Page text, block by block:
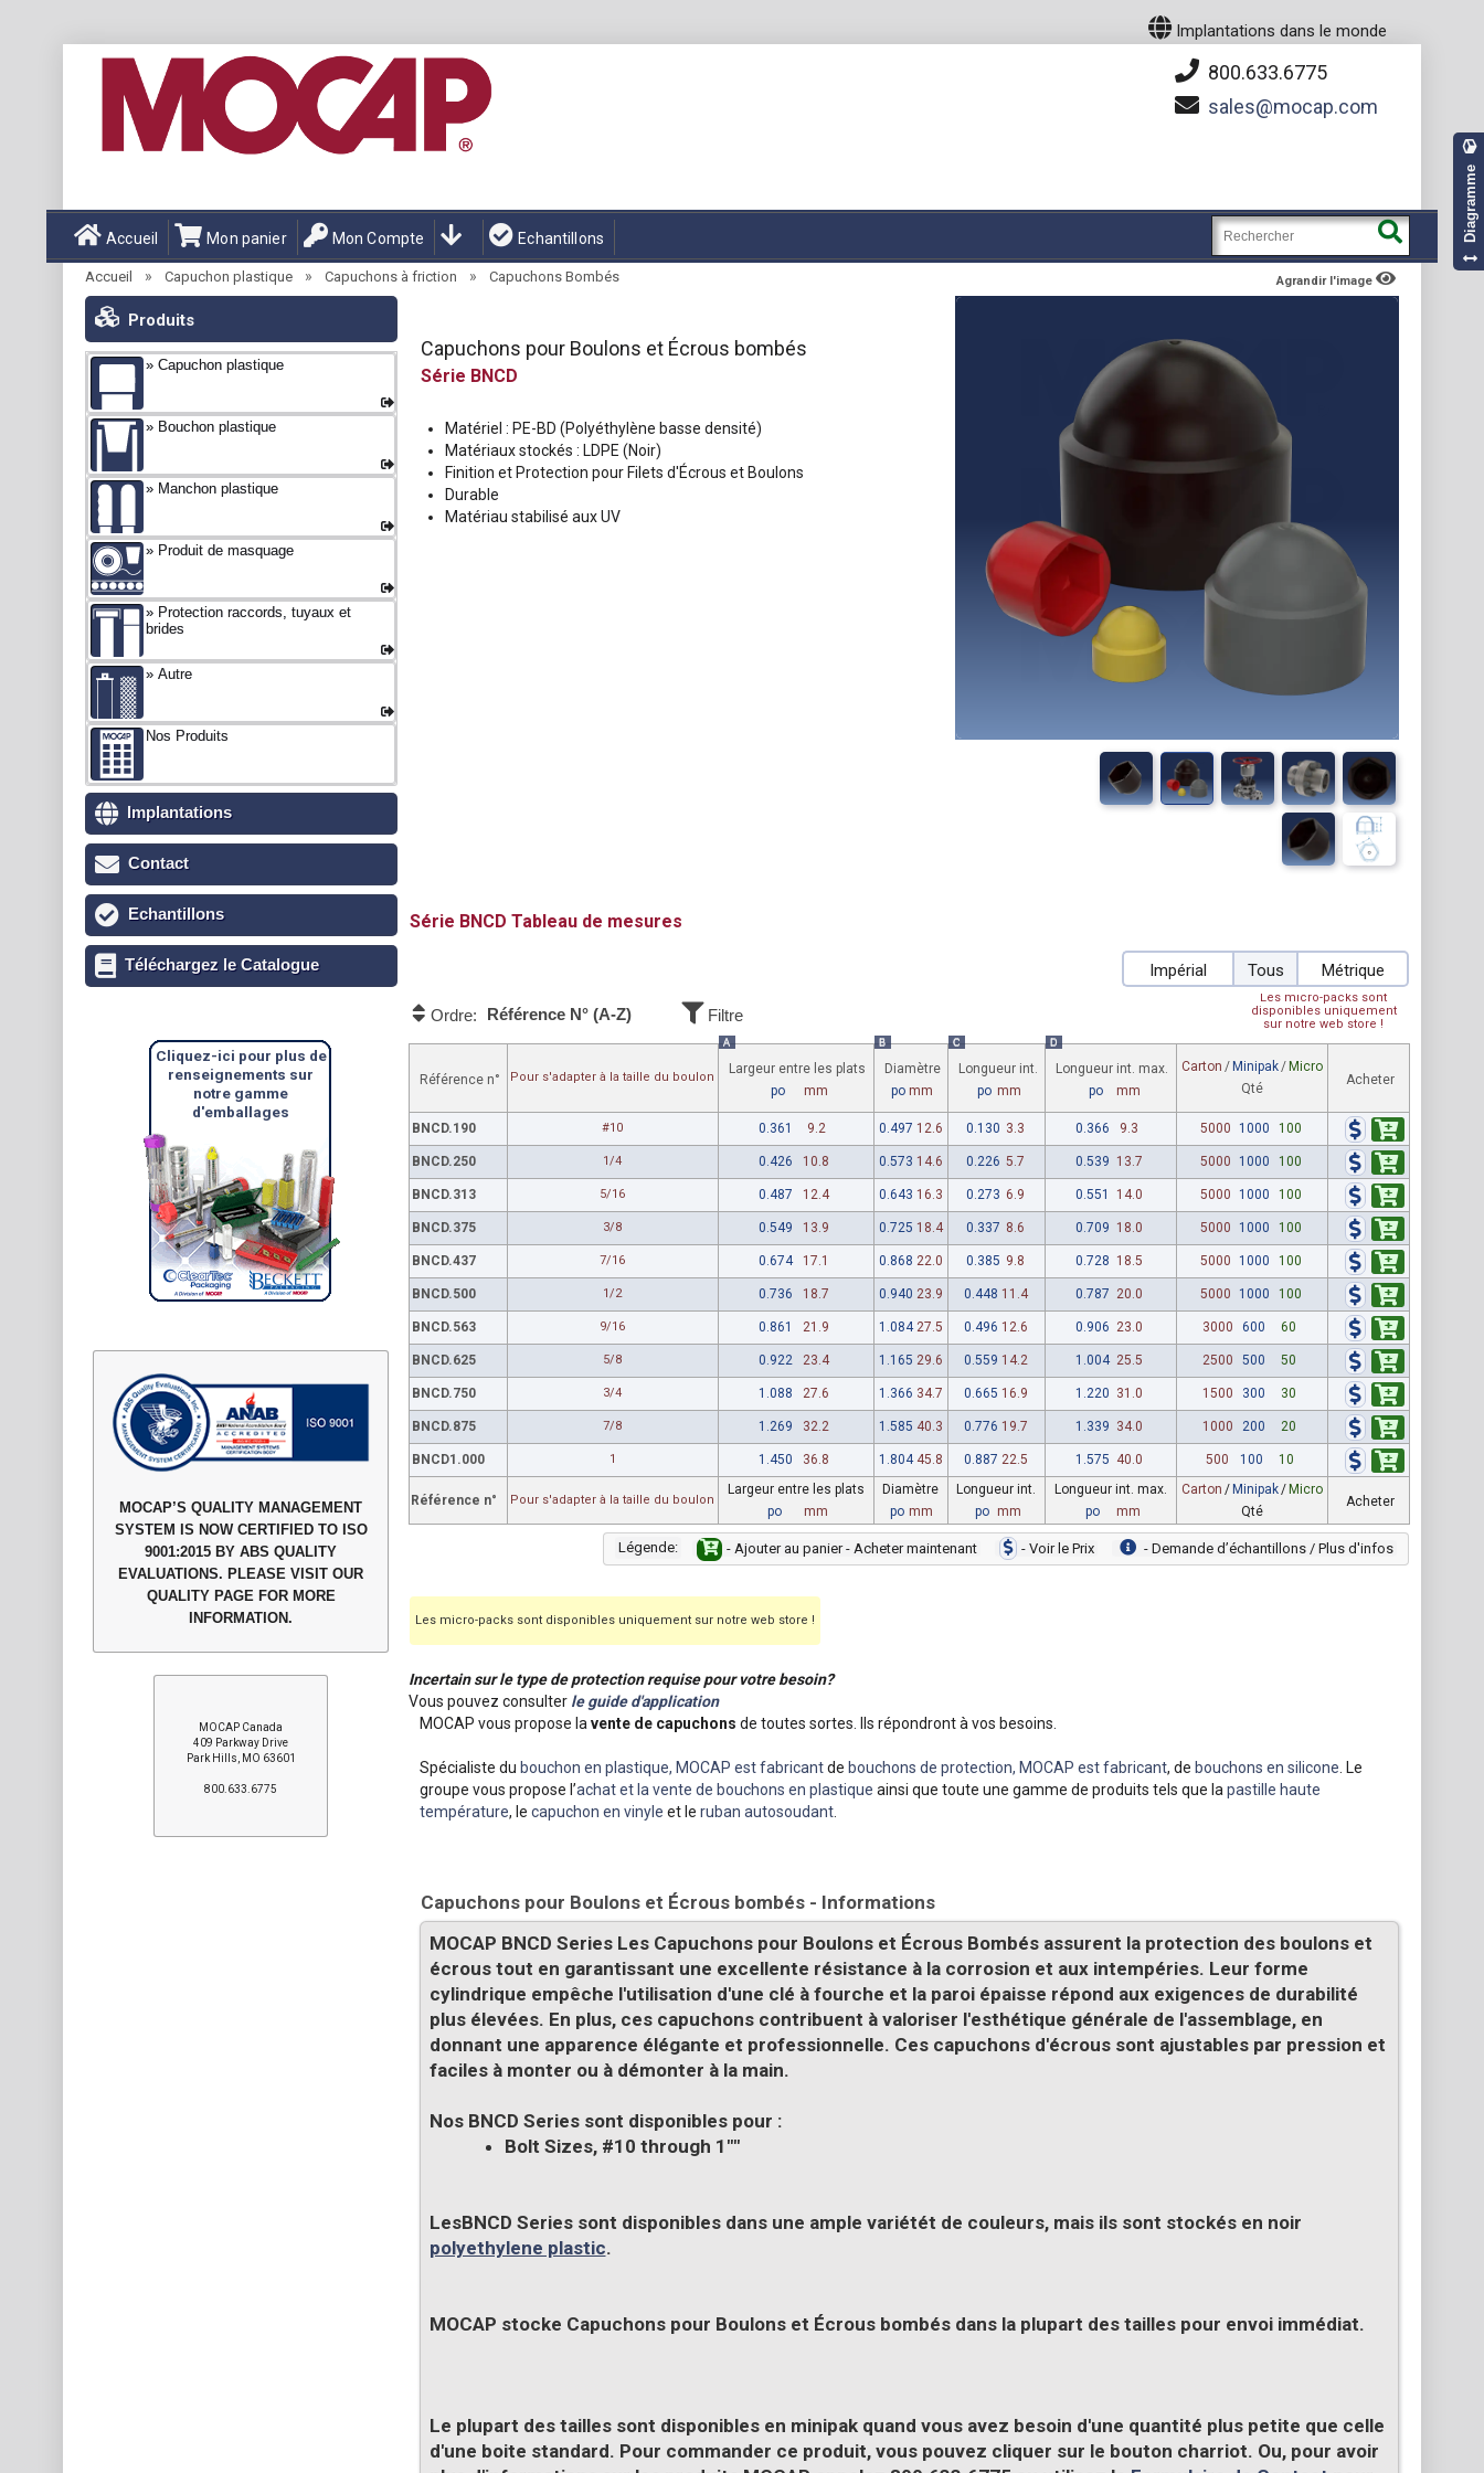
Implantations dans le monde
800.633.6775
sales
mocap.com
Accueil Mon panier Mon Compte Echantillons
Accueil » Capuchon plastique » Capuchons à friction » Capuchons Bombés
Capuchons pour Boulons et Écrous bombés
BNCD
Agrandir l'image
Matériel : PE-BD (Polyéthylène basse densité)
Matériaux stockés : LDPE (Noir)
Finition et Protection pour Filets d'Écrous et Boulons
Durable
Matériau stabilisé aux UV
BNCD Tableau de mesures
Impérial Tous Métrique
Les micro-packs sont
disponibles uniquement
sur notre web store !
Ordre: Référence N° (A-Z) Filtre
Référence n° Pour s'adapter à la taille du boulon
A
Largeur entre les plats
po
mm
B
Diamètre
po mm
C
Longueur int.
po mm
D
Longueur int. max.
po
mm
Carton / Minipak/ Micro
Qté
Acheter
BNCD.190 #10 0.361 9.2 0.497 12.6 0.130 3.3 0.366 9.3 5000 1000 100
BNCD.250 1/4 0.426 10.8 0.573 14.6 0.226 5.7 0.539 13.7 5000 1000 100
BNCD.313 5/16 0.487 12.4 0.643 16.3 0.273 6.9 0.551 14.0 5000 1000 100
BNCD.375 3/8 0.549 13.9 0.725 18.4 0.337 8.6 0.709 18.0 5000 1000 100
BNCD.437 7/16 0.674 17.1 0.868 22.0 0.385 9.8 0.728 18.5 5000 1000 100
BNCD.500 1/2 0.736 18.7 0.940 23.9 0.448 11.4 0.787 20.0 5000 1000 100
BNCD.563 9/16 0.861 21.9 1.084 27.5 0.496 12.6 0.906 23.0 3000 600 60
BNCD.625 5/8 0.922 23.4 1.165 29.6 0.559 14.2 1.004 25.5 2500 500 50
BNCD.750 3/4 1.088 27.6 1.366 34.7 0.665 16.9 1.220 31.0 1500 300 30
BNCD.875 7/8 1.269 32.2 1.585 40.3 0.776 19.7 1.339 34.0 1000 200 20
BNCD1.000 1 1.450 36.8 1.804 45.8 0.887 22.5 1.575 40.0 500 100 10
Référence n° Pour s'adapter à la taille du boulon
Largeur entre les plats
po
mm
Diamètre
po mm
Longueur int.
po mm
Longueur int. max.
po
mm
Carton / Minipak/ Micro
Qté
Acheter
Légende: - Ajouter au panier - Acheter maintenant - Voir le Prix - Demande dʼéchantillons / Plus d'infos
Les micro-packs sont disponibles uniquement sur notre web store !
Incertain sur le type de protection requise pour votre besoin?
Vous pouvez consulter le guide d'application
MOCAP vous propose la vente de capuchons de toutes sortes. Ils répondront à vos besoins.
Spécialiste du bouchon en plastique, MOCAP est fabricantde bouchons de protection, MOCAP est fabricant, de bouchons en silicone . Le
groupe vous propose l’achat et la vente de bouchons en plastique ainsi que toute une gamme de produits tels que la pastille haute
température, le capuchon en vinyle et le ruban autosoudant.
Capuchons pour Boulons et Écrous bombés - Informations
MOCAP BNCD Series Les Capuchons pour Boulons et Écrous Bombés assurent la protection des boulons et
écrous tout en garantissant une excellente résistance à la corrosion et aux intempéries. Leur forme
cylindrique empêche l'utilisation d'une clé à fourche et la paroi épaisse répond aux exigences de durabilité
plus élevées. En plus, ces capuchons contribuent à valoriser l'esthétique générale de l'assemblage, en
donnant une apparence élégante et professionnelle. Ces capuchons d'écrous sont ajustables par pression et
faciles à monter ou à démonter à la main.
Nos BNCD Series sont disponibles pour :
Bolt Sizes, #10 through 1""
LesBNCD Series sont disponibles dans une ample variétét de couleurs, mais ils sont stockés en noir
polyethylene plastic.
MOCAP stocke Capuchons pour Boulons et Écrous bombés dans la plupart des tailles pour envoi immédiat.
Le plupart des tailles sont disponibles en minipak quand vous avez besoin d'une quantité plus petite que celle
d'une boite standard. Pour commander ce produit, vous pouvez cliquer sur le bouton charriot. Ou, pour avoir
Produits
Capuchon plastique
Bouchon plastique
Manchon plastique
Produit de masquage
Protection raccords, tuyaux et
brides
Autre
Nos Produits
Implantations
Contact
Echantillons
Téléchargez le Catalogue
Cliquez-ici pour plus de
renseignements sur
notre gamme
d'emballages
MOCAP’S QUALITY MANAGEMENT
SYSTEM IS NOW CERTIFIED TO ISO
9001:2015 BY ABS QUALITY
EVALUATIONS. PLEASE VISIT OUR
QUALITY PAGE FOR MORE
INFORMATION.
MOCAP Canada
409 Parkway Drive
Park Hills, MO 63601
800.633.6775
Diagramme